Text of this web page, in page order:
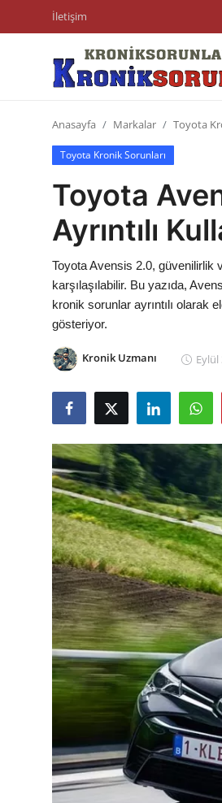
İletişim
Trafik & Cezalar
Sigorta & Kasko
Vergi & ÖTV & MTV
Muayene & Ruhsat
Sorgulamalar
İkinci El & Alım-Satım
Bakım & Arıza Çözümleri
Elektrikli & Hibrit
Kiralama & Filo
Sürüş & Güvenlik
Lastik & Jant
Yağlar & Sıvılar
LPG & Yakıt
Elektrik & Akü
Klima & Konfor
Aydınlatma & Görüş
Şanzıman & Aktarma
Anasayfa Markalar Toyota
Toyota Kronik Sorunları
Toyota
Ayrıntılı
Toyota Avensis 2.0, güvenilirlik
karşılaşılabilir. Bu yazıda,
kronik sorunlar ayrıntılı olarak
gösteriyor.
Kronik Uzmanı Eylül